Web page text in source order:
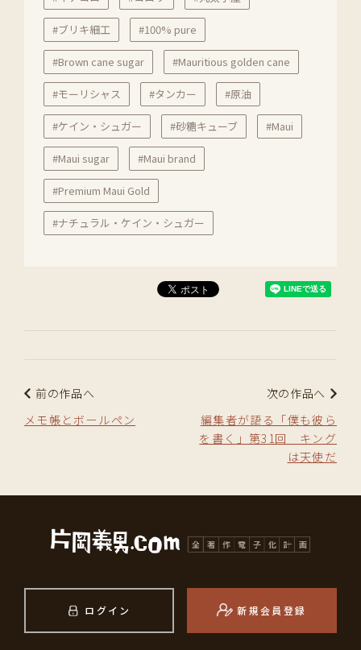
#ブリキ細工 #100% pure
#Brown cane sugar #Mauritious golden cane
#モーリシャス #タンカー #原油
#ケイン・シュガー #砂糖キューブ #Maui
#Maui sugar #Maui brand
#Premium Maui Gold
#ナチュラル・ケイン・シュガー
前の作品へ
メモ帳とボールペン
次の作品へ
編集者が語る「僕も彼ら
を書く」第31回 キング
は天使だ
ログイン 新規会員登録